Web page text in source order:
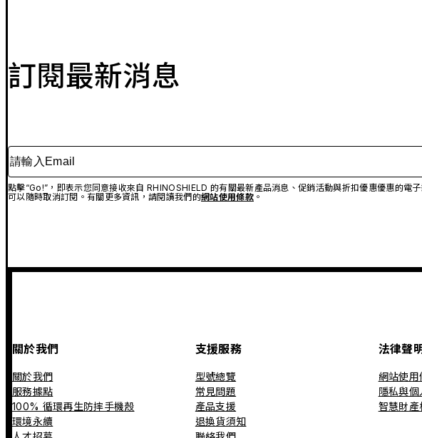
訂閱最新消息
請輸入Email
點擊“Go!”，即表示您同意接收來自 RHINOSHIELD 的有關最新產品消息、促銷活動與折扣優惠優惠的電
可以隨時取消訂閱。有關更多資訊，請閱讀我們的網站使用條款。
關於我們
關於我們
服務據點
100% 循環再生防摔手機殼
環境永續
支援服務
型號總覽
常見問題
產品支援
退換貨須知
法律聲
網站使用
隱私與
智慧財產